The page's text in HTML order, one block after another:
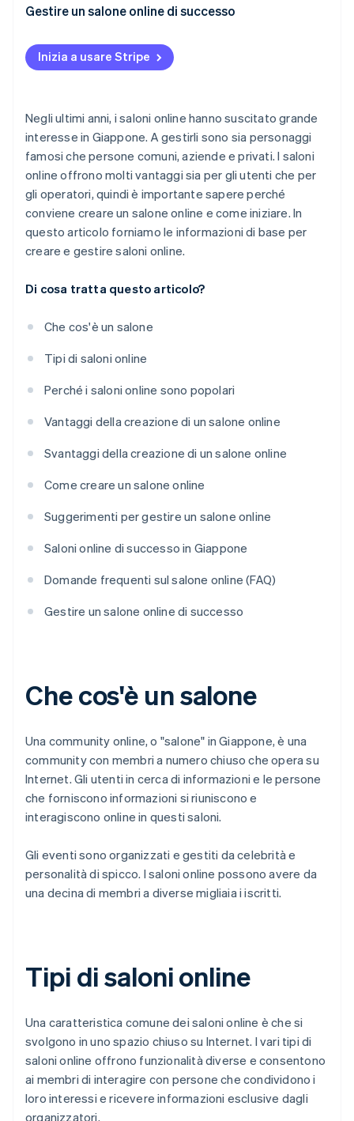
Tariffe adeguate
Comunicazione autentica con i membri
Promozione costante sui social media
Quali spese sono incluse nei saloni online?
Quanto costa creare un salone online?
Quali sono i vantaggi di entrare a far parte di un
Gestire un salone online di successo
Inizia a usare Stripe
Negli ultimi anni, i saloni online hanno suscitato grande
interesse in Giappone. A gestirli sono sia personaggi
famosi che persone comuni, aziende e privati. I saloni
online offrono molti vantaggi sia per gli utenti che per
gli operatori, quindi è importante sapere perché
conviene creare un salone online e come iniziare. In
questo articolo forniamo le informazioni di base per
creare e gestire saloni online.
Di cosa tratta questo articolo?
Che cos'è un salone
Tipi di saloni online
Perché i saloni online sono popolari
Vantaggi della creazione di un salone online
Svantaggi della creazione di un salone online
Come creare un salone online
Suggerimenti per gestire un salone online
Saloni online di successo in Giappone
Domande frequenti sul salone online (FAQ)
Gestire un salone online di successo
Che cos'è un salone
Una community online, o "salone" in Giappone, è una
community con membri a numero chiuso che opera su
Internet. Gli utenti in cerca di informazioni e le persone
che forniscono informazioni si riuniscono e
interagiscono online in questi saloni.
Gli eventi sono organizzati e gestiti da celebrità e
personalità di spicco. I saloni online possono avere da
una decina di membri a diverse migliaia i iscritti.
Tipi di saloni online
Una caratteristica comune dei saloni online è che si
svolgono in uno spazio chiuso su Internet. I vari tipi di
saloni online offrono funzionalità diverse e consentono
ai membri di interagire con persone che condividono i
loro interessi e ricevere informazioni esclusive dagli
organizzatori.